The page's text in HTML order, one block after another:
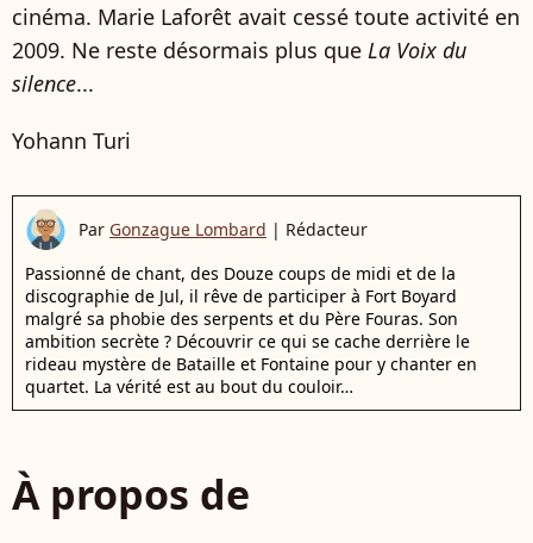
cinéma. Marie Laforêt avait cessé toute activité en
2009. Ne reste désormais plus que La Voix du
silence...
Yohann Turi
Par Gonzague Lombard | Rédacteur
Passionné de chant, des Douze coups de midi et de la
discographie de Jul, il rêve de participer à Fort Boyard
malgré sa phobie des serpents et du Père Fouras. Son
ambition secrète ? Découvrir ce qui se cache derrière le
rideau mystère de Bataille et Fontaine pour y chanter en
quartet. La vérité est au bout du couloir…
À propos de